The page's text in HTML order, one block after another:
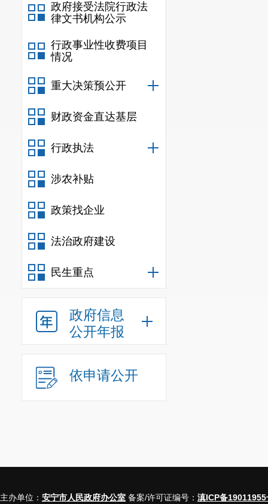
政府接受法院行政法
律文书机构公示
行政事业性收费项目
情况
重大决策预公开
财政资金直达基层
行政执法
涉农补贴
政策找企业
法治政府建设
民生重点
政府信息
公开年报
依申请公开
主办单位： 安宁市人民政府办公室 备案/许可证编号： 滇ICP备